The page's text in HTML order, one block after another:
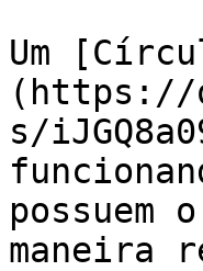
Um
(https://
s/
maneira